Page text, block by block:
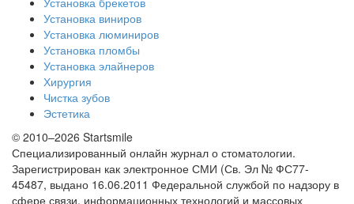
Установка виниров
Установка люминиров
Установка пломбы
Установка элайнеров
Хирургия
Чистка зубов
Эстетика
© 2010–2026 Startsmile
Специализированный онлайн журнал о стоматологии.
Зарегистрирован как электронное СМИ (Св. Эл № ФС77-
45487, выдано 16.06.2011 Федеральной службой по надзору в
сфере связи, информационных технологий и массовых